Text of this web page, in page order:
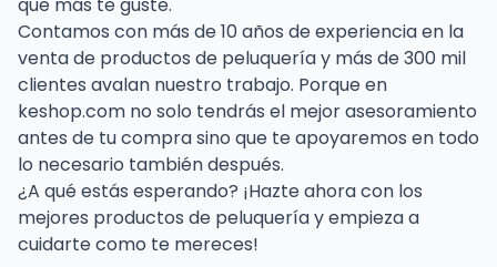
que más te guste.
Contamos con más de 10 años de experiencia en la
venta de productos de peluquería y más de 300 mil
clientes avalan nuestro trabajo. Porque en
keshop.com no solo tendrás el mejor asesoramiento
antes de tu compra sino que te apoyaremos en todo
lo necesario también después.
¿A qué estás esperando? ¡Hazte ahora con los
mejores productos de peluquería y empieza a
cuidarte como te mereces!